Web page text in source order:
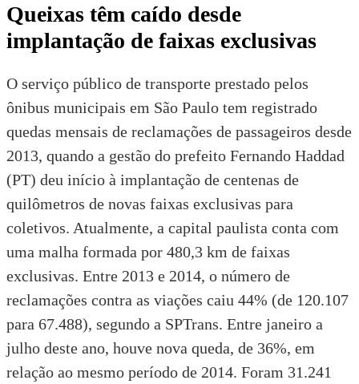
Queixas têm caído desde
implantação de faixas exclusivas
O serviço público de transporte prestado pelos
ônibus municipais em São Paulo tem registrado
quedas mensais de reclamações de passageiros desde
2013, quando a gestão do prefeito Fernando Haddad
(PT) deu início à implantação de centenas de
quilômetros de novas faixas exclusivas para
coletivos. Atualmente, a capital paulista conta com
uma malha formada por 480,3 km de faixas
exclusivas. Entre 2013 e 2014, o número de
reclamações contra as viações caiu 44% (de 120.107
para 67.488), segundo a SPTrans. Entre janeiro a
julho deste ano, houve nova queda, de 36%, em
relação ao mesmo período de 2014. Foram 31.241